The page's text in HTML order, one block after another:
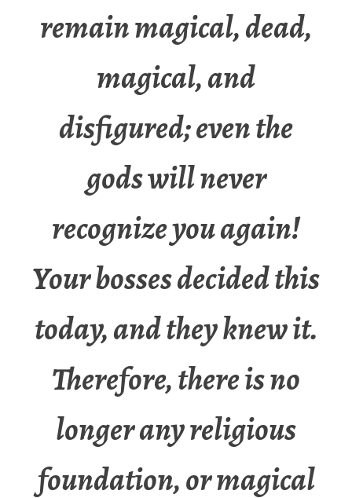
remain magical, dead,
magical, and
disfigured; even the
gods will never
recognize you again!
Your bosses decided this
today, and they knew it.
Therefore, there is no
longer any religious
foundation, or magical